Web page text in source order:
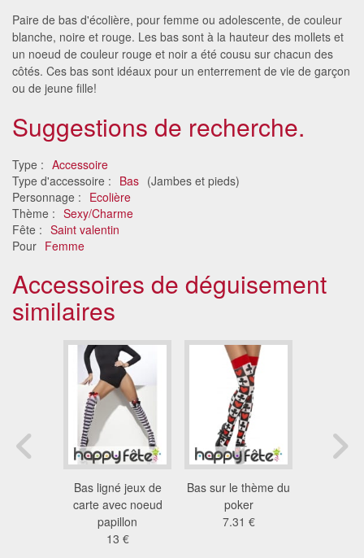
Paire de bas d'écolière, pour femme ou adolescente, de couleur
blanche, noire et rouge. Les bas sont à la hauteur des mollets et
un noeud de couleur rouge et noir a été cousu sur chacun des
côtés. Ces bas sont idéaux pour un enterrement de vie de garçon
ou de jeune fille!
Suggestions de recherche.
Type : Accessoire
Type d'accessoire : Bas (Jambes et pieds)
Personnage : Ecolière
Thème : Sexy/Charme
Fête : Saint valentin
Pour Femme
Accessoires de déguisement
similaires
Bas ligné jeux de
carte avec noeud
papillon
13 €
Bas sur le thème du
poker
7.31 €